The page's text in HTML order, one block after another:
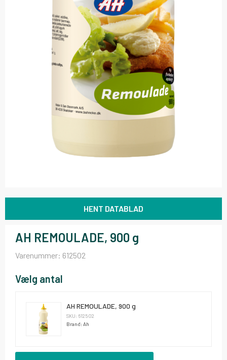
HENT DATABLAD
AH REMOULADE, 900 g
Varenummer: 612502
Vælg antal
AH REMOULADE, 900 g
SKU: 612502
Brand: Ah